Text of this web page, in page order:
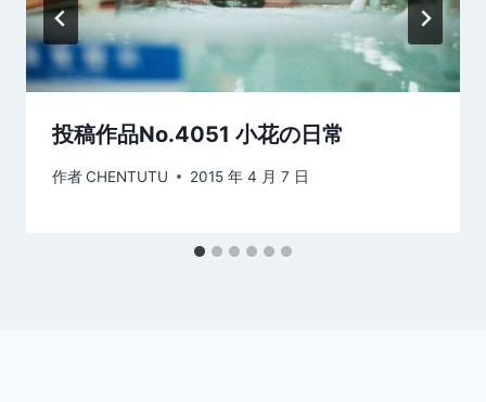
投稿作品No.4051 小花の日常
作者CHENTUTU 2015 年 4 月 7 日